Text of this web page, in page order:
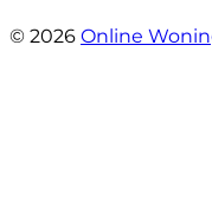
© 2026 Online